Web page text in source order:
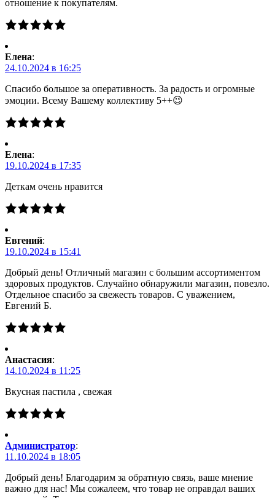
отношение к покупателям.
Елена:
24.10.2024 в 16:25
Спасибо большое за оперативность. За радость и огромные
эмоции. Всему Вашему коллективу 5++😉
Елена:
19.10.2024 в 17:35
Деткам очень нравится
Евгений:
19.10.2024 в 15:41
Добрый день! Отличный магазин с большим ассортиментом
здоровых продуктов. Случайно обнаружили магазин, повезло.
Отдельное спасибо за свежесть товаров. С уважением,
Евгений Б.
Анастасия:
14.10.2024 в 11:25
Вкусная пастила , свежая
Администратор:
11.10.2024 в 18:05
Добрый день! Благодарим за обратную связь, ваше мнение
важно для нас! Мы сожалеем, что товар не оправдал ваших